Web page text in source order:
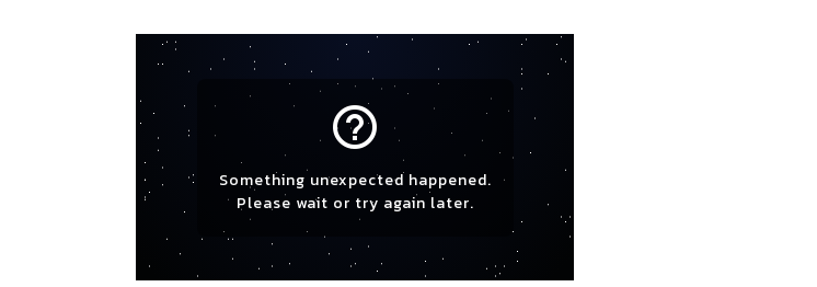
help_outline
Something unexpected happened.
Please wait or try again later.